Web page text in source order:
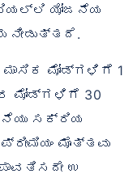
ಯೋಜನೆಯ
ನೀಡುತ್ತದೆ.
ಮೋಡ್‌ಗಳಿಗೆ 1
ಮೋಡ್‌ಗಳಿಗೆ 30
ಸಕ್ರಿಯ
ಮೊತ್ತವು
ಉ